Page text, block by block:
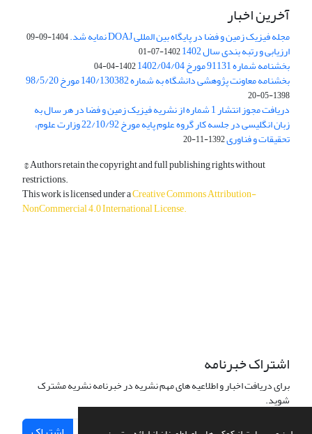
آخرین اخبار
مجله فیزیک زمین و فضا در پایگاه بین المللی DOAJ نمایه شد. 1404-09-09
ارزیابی و رتبه بندی سال 1402 1402-07-01
بخشنامه شماره 91131 مورخ 1402/04/04 1402-04-04
بخشنامه معاونت پژوهشی دانشگاه به شماره 140/130382 مورخ 98/5/20
1398-05-20
دریافت مجوز انتشار 1 شماره از نشریه فیزیک زمین و فضا در هر سال به
زبان انگلیسی در جلسه کار گروه علوم پایه مورخ 22/10/92 وزارت علوم،
تحقیقات و فناوری1392-11-20
© Authors retain the copyright and full publishing rights without
restrictions.
This work is licensed under aCreative Commons Attribution-
NonCommercial 4.0 International License.
اشتراک خبرنامه
برای دریافت اخبار و اطلاعیه های مهم نشریه در خبرنامه نشریه مشترک
شوید.